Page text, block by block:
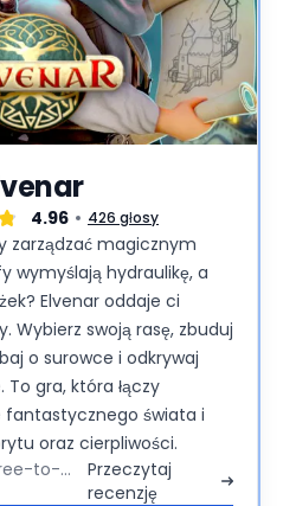
4.96 426 głosy
zarządzać magicznym
wymyślają hydraulikę, a
Elvenar oddaje ci
Wybierz swoją rasę, zbuduj
o surowce i odkrywaj
gra, która łączy
fantastycznego świata i
oraz cierpliwości.
Free-to-Play
Przeczytaj
recenzję